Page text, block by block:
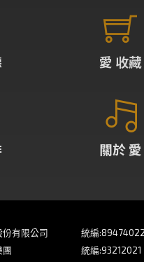
愛 收藏
關於 愛
份有限公司
統編:89474022
樂團
統編:93212021